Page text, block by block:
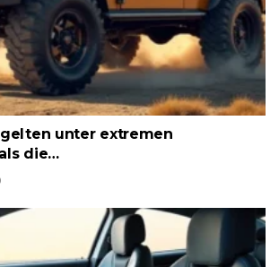
unter extremen
die…